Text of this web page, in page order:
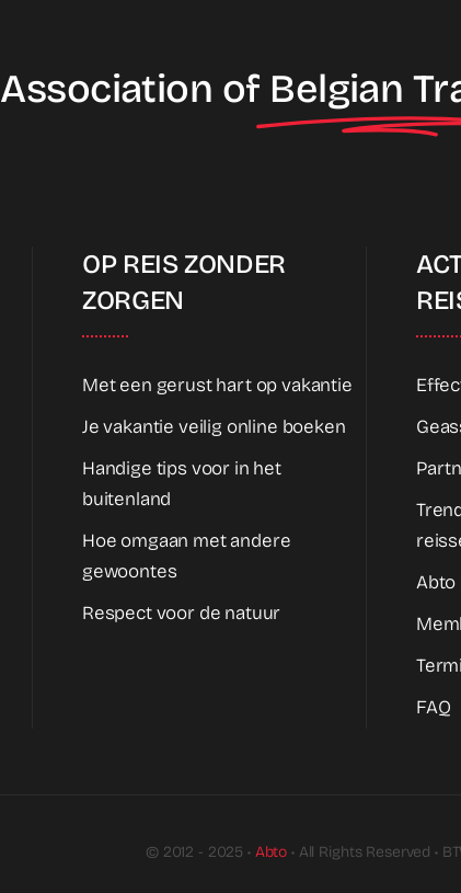
Association of Belgian
OP REIS ZONDER
ZORGEN
Met een gerust hart op vakantie
Je vakantie veilig online boeken
Handige tips voor in het
buitenland
Hoe omgaan met andere
gewoontes
Respect voor de natuur
Abto
FAQ
© 2012 - 2025 • Abto • All Rights Reserved •